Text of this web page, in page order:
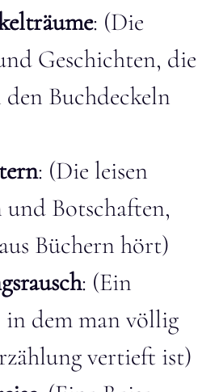
: (Die
Geschichten, die
den Buchdeckeln
: (Die leisen
und Botschaften,
Büchern hört)
: (Ein
in dem man völlig
vertieft ist)